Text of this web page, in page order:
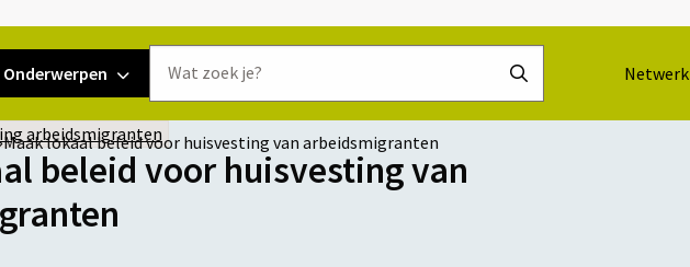
Onderwerpen
Doorzoek
de
website
Netwerk
Maak lokaal beleid voor huisvesting van arbeidsmigranten
arbeidsmigranten
beleid voor huisvesting van